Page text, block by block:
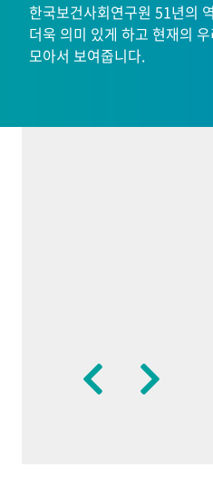
한국보건사회연구원 51년의
더욱 의미 있게 하고 현재의
모아서 보여줍니다.